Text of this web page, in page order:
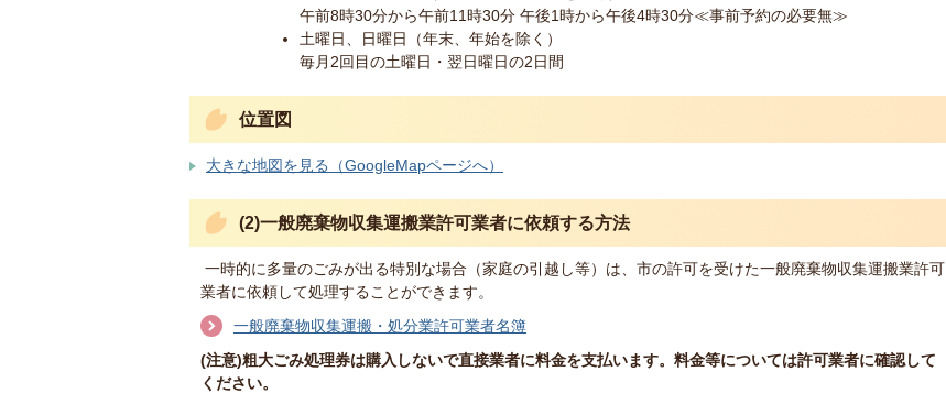
午前8時30分から午前11時30分 午後1時から午後4時30分≪事前予約の必要無≫
土曜日、日曜日（年末、年始を除く）
毎月2回目の土曜日・翌日曜日の2日間
位置図
大きな地図を見る（GoogleMapページへ）
(2)一般廃棄物収集運搬業許可業者に依頼する方法
一時的に多量のごみが出る特別な場合（家庭の引越し等）は、市の許可を受けた一般廃棄物収集運搬業許可
業者に依頼して処理することができます。
一般廃棄物収集運搬・処分業許可業者名簿
(注意)粗大ごみ処理券は購入しないで直接業者に料金を支払います。料金等については許可業者に確認して
ください。